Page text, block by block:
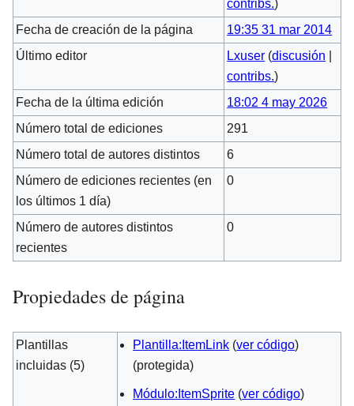
contribs.)
Fecha de creación de la página
19:35 31 mar 2014
Último editor
Lxuser (discusión
contribs.)
Fecha de la última edición
18:02 4 may 2026
Número total de ediciones
291
Número total de autores distintos
6
Número de ediciones recientes (en
los últimos 1 día)
0
Número de autores distintos
recientes
0
Propiedades de página
Plantillas
incluidas (5)
Plantilla:ItemLink (ver código)
(protegida)
Módulo:ItemSprite (ver código)